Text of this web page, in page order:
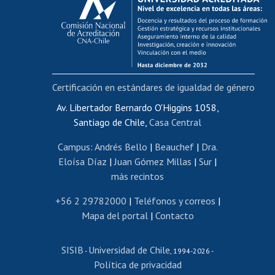
Postulación al AUCAI
Funcionarias/os
Cursos internos de capacitación
Bienestar del personal
Portal de movilidad interna
Certificado de renta
Certificado de renta honorarios
Editar páginas blancas
Extranjeras/os
Revalidación y reconocimiento de títulos
Postulación al Programa de Movilidad Estudiantil
Cursos de español
Av. Libertador Bernardo O'Higgins 1058,
Santiago de Chile, Casa Central
Campus: Andrés Bello | Beauchef| Dra.
Eloísa Díaz |Juan Gómez Millas | Sur |
más recintos
+56 2 29782000 | Teléfonos y correos |
Mapa del portal| Contacto
SISIB - Universidad de Chile, 1994-2026 -
Política de privacidad
Certificación en estándares de igualdad de género